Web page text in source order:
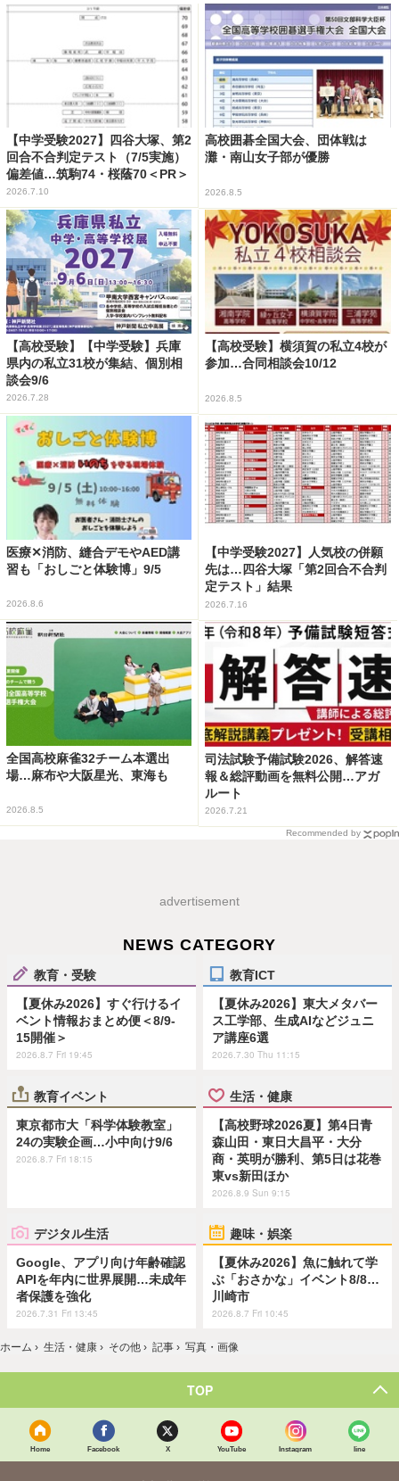
【中学受験2027】四谷大塚、第2
回合不合判定テスト（7/5実施）
偏差値…筑駒74・桜蔭70＜PR＞
2026.7.10
高校囲碁全国大会、団体戦は
灘・南山女子部が優勝
2026.8.5
【高校受験】【中学受験】兵庫
県内の私立31校が集結、個別相
談会9/6
2026.7.28
【高校受験】横須賀の私立4校が
参加…合同相談会10/12
2026.8.5
医療✕消防、縫合デモやAED講
習も「おしごと体験博」9/5
2026.8.6
【中学受験2027】人気校の併願
先は…四谷大塚「第2回合不合判
定テスト」結果
2026.7.16
全国高校麻雀32チーム本選出
場…麻布や大阪星光、東海も
2026.8.5
司法試験予備試験2026、解答速
報＆総評動画を無料公開…アガ
ルート
2026.7.21
Recommended by
advertisement
NEWS CATEGORY
教育・受験
【夏休み2026】すぐ行けるイ
ベント情報おまとめ便＜8/9-
15開催＞
2026.8.7 Fri 19:45
教育ICT
【夏休み2026】東大メタバー
ス工学部、生成AIなどジュニ
ア講座6選
2026.7.30 Thu 11:15
教育イベント
東京都市大「科学体験教室」
24の実験企画…小中向け9/6
2026.8.7 Fri 18:15
生活・健康
【高校野球2026夏】第4日青
森山田・東日大昌平・大分
商・英明が勝利、第5日は花巻
東vs新田ほか
2026.8.9 Sun 9:15
デジタル生活
Google、アプリ向け年齢確認
APIを年内に世界展開…未成年
者保護を強化
2026.7.31 Fri 13:45
趣味・娯楽
【夏休み2026】魚に触れて学
ぶ「おさかな」イベント8/8…
川崎市
2026.8.7 Fri 10:45
ホーム › 生活・健康 › その他 › 記事 › 写真・画像
TOP
Home Facebook X YouTube Instagram line